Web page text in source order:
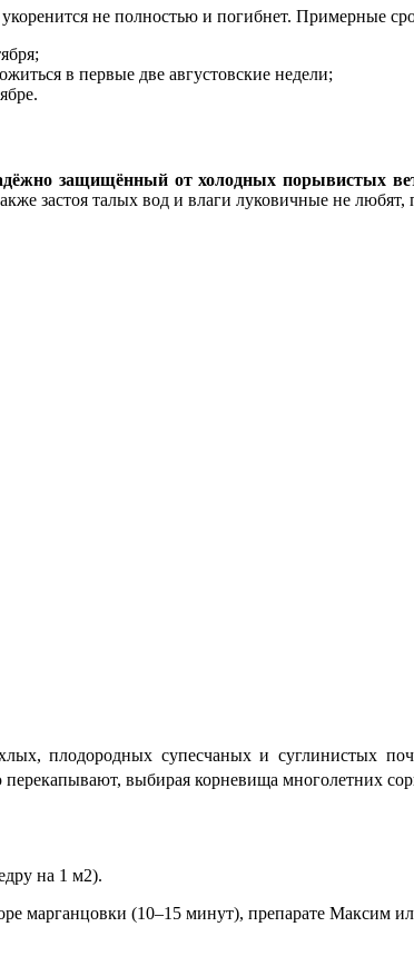
не полностью и погибнет. Примерные
в первые две августовские недели;
защищённый от холодных порывистых
застоя талых вод и влаги луковичные не
плодородных супесчаных и суглинистых
выбирая корневища многолетних
на 1 м2).
марганцовки (10–15 минут), препарате Максим